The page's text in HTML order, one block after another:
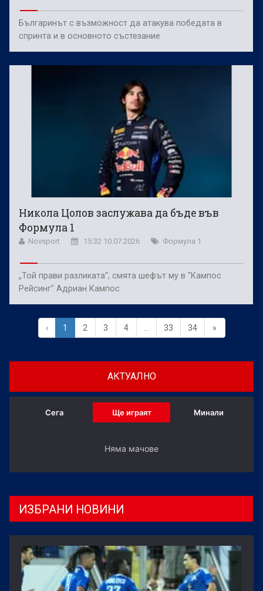
Българинът с възможност да атакува победата в
спринта и в основното състезание
Никола Цолов заслужава да бъде във
Формула 1
Novsport 15:32 10.07.2026 Формула 1
„Той прави разликата“, смята шефът му в "Кампос
Рейсинг" Адриан Кампос
‹ 1 2 3 4 33 34 »
АКТУАЛНО
Сега Ще играят Минали
Няма мачове
ИЗБРАНИ НОВИНИ